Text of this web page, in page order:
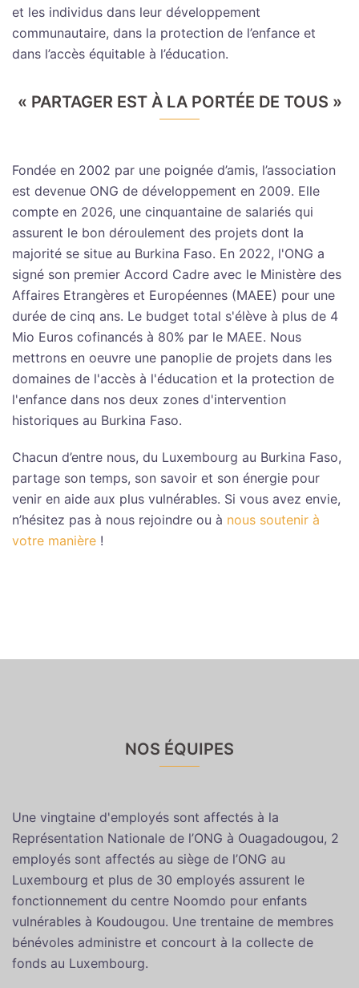
et les individus dans leur développement
communautaire, dans la protection de l’enfance et
dans l’accès équitable à l’éducation.
« PARTAGER EST À LA PORTÉE DE TOUS »
Fondée en 2002 par une poignée d’amis, l’association
est devenue ONG de développement en 2009. Elle
compte en 2026, une cinquantaine de salariés qui
assurent le bon déroulement des projets dont la
majorité se situe au Burkina Faso. En 2022, l'ONG a
signé son premier Accord Cadre avec le Ministère des
Affaires Etrangères et Européennes (MAEE) pour une
durée de cinq ans. Le budget total s'élève à plus de 4
Mio Euros cofinancés à 80% par le MAEE. Nous
mettrons en oeuvre une panoplie de projets dans les
domaines de l'accès à l'éducation et la protection de
l'enfance dans nos deux zones d'intervention
historiques au Burkina Faso.
Chacun d’entre nous, du Luxembourg au Burkina Faso,
partage son temps, son savoir et son énergie pour
venir en aide aux plus vulnérables. Si vous avez envie,
n’hésitez pas à nous rejoindre ou à nous soutenir à
votre manière !
NOS ÉQUIPES
Une vingtaine d'employés sont affectés à la
Représentation Nationale de l’ONG à Ouagadougou, 2
employés sont affectés au siège de l’ONG au
Luxembourg et plus de 30 employés assurent le
fonctionnement du centre Noomdo pour enfants
vulnérables à Koudougou. Une trentaine de membres
bénévoles administre et concourt à la collecte de
fonds au Luxembourg.